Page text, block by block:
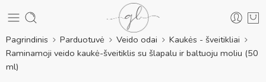
Pagrindinis Parduotuvė Veido odai
Kaukės - šveitikliai
Raminamoji veido kaukė-šveitiklis su šlapalu ir baltuoju moliu (50
ml)